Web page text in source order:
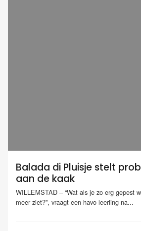
Balada di Pluisje stelt
aan de kaak
WILLEMSTAD – “Wat als je zo erg gepest
meer ziet?”, vraagt een havo-leerling na...